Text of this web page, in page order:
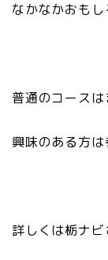
なかなかおもし
普通のコースは
興味のある方は
詳しくは栃ナ